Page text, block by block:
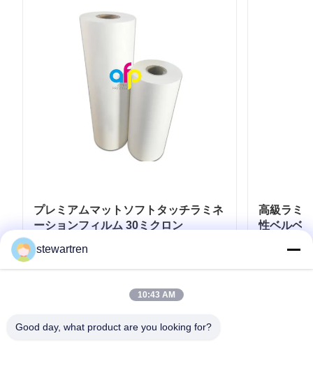
プレミアムマットソフトタッチラミネ
ーションフィルム 30ミクロン
高級ラミ
性ベルベ
ロン - 30
stewartren
10:43 AM
Good day, what product are you looking for?